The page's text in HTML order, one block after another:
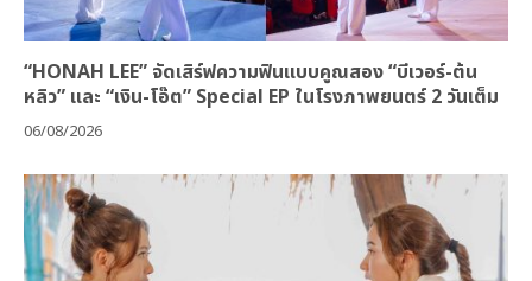
“HONAH LEE” จัดเสิร์ฟความฟินแบบคูณสอง “บีเวอร์-ต้น
หลิว” และ “เงิน-โอ๊ต” Special EP ในโรงภาพยนตร์ 2 วันเต็ม
06/08/2026